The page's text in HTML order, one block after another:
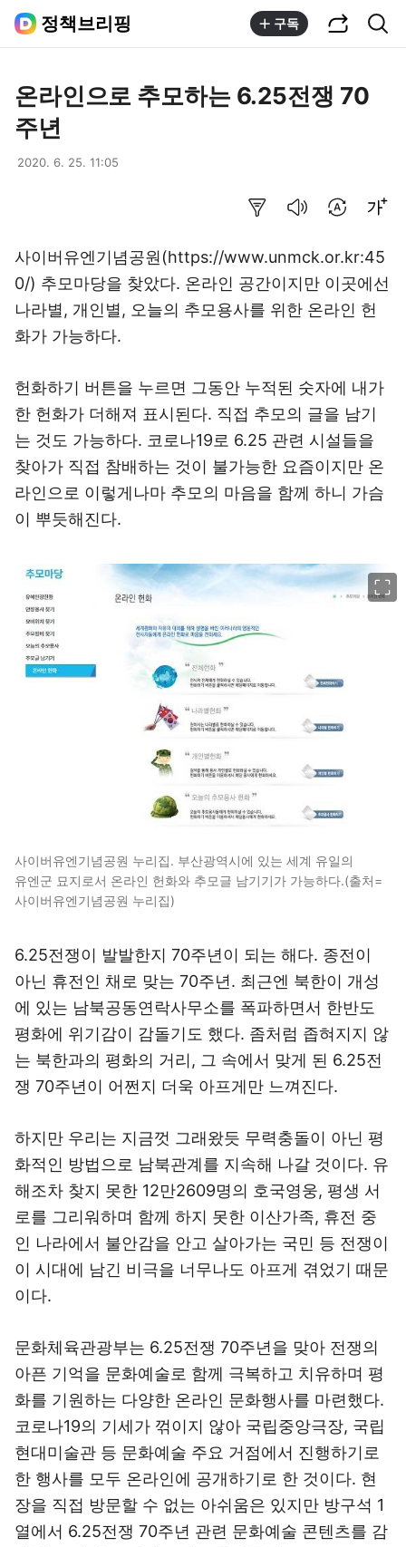
정책브리핑 구독
온라인으로 추모하는 6.25전쟁 70
주년
2020. 6. 25. 11:05
사이버유엔기념공원(https://www.unmck.or.kr:45
0/) 추모마당을 찾았다. 온라인 공간이지만 이곳에선
나라별, 개인별, 오늘의 추모용사를 위한 온라인 헌
화가 가능하다.
헌화하기 버튼을 누르면 그동안 누적된 숫자에 내가
한 헌화가 더해져 표시된다. 직접 추모의 글을 남기
는 것도 가능하다. 코로나19로 6.25 관련 시설들을
찾아가 직접 참배하는 것이 불가능한 요즘이지만 온
라인으로 이렇게나마 추모의 마음을 함께 하니 가슴
이 뿌듯해진다.
사이버유엔기념공원 누리집. 부산광역시에 있는 세계 유일의
유엔군 묘지로서 온라인 헌화와 추모글 남기기가 가능하다.(출처=
사이버유엔기념공원 누리집)
6.25전쟁이 발발한지 70주년이 되는 해다. 종전이
아닌 휴전인 채로 맞는 70주년. 최근엔 북한이 개성
에 있는 남북공동연락사무소를 폭파하면서 한반도
평화에 위기감이 감돌기도 했다. 좀처럼 좁혀지지 않
는 북한과의 평화의 거리, 그 속에서 맞게 된 6.25전
쟁 70주년이 어쩐지 더욱 아프게만 느껴진다.
하지만 우리는 지금껏 그래왔듯 무력충돌이 아닌 평
화적인 방법으로 남북관계를 지속해 나갈 것이다. 유
해조차 찾지 못한 12만2609명의 호국영웅, 평생 서
로를 그리워하며 함께 하지 못한 이산가족, 휴전 중
인 나라에서 불안감을 안고 살아가는 국민 등 전쟁이
이 시대에 남긴 비극을 너무나도 아프게 겪었기 때문
이다.
문화체육관광부는 6.25전쟁 70주년을 맞아 전쟁의
아픈 기억을 문화예술로 함께 극복하고 치유하며 평
화를 기원하는 다양한 온라인 문화행사를 마련했다.
코로나19의 기세가 꺾이지 않아 국립중앙극장, 국립
현대미술관 등 문화예술 주요 거점에서 진행하기로
한 행사를 모두 온라인에 공개하기로 한 것이다. 현
장을 직접 방문할 수 없는 아쉬움은 있지만 방구석 1
열에서 6.25전쟁 70주년 관련 문화예술 콘텐츠를 감